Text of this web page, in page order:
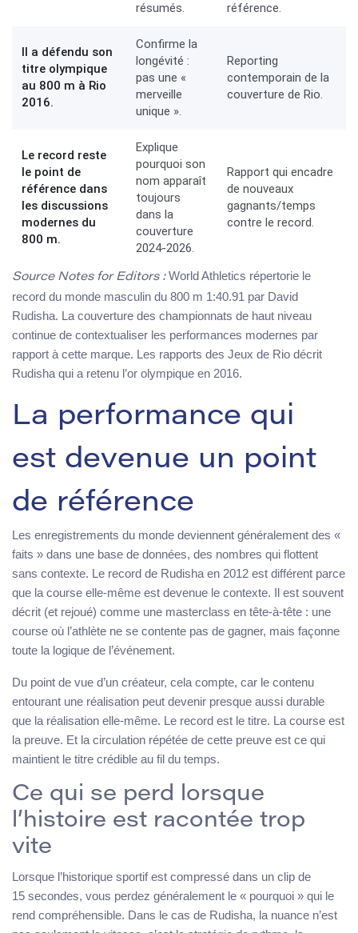
résumés.
référence.
Il a défendu son
titre olympique
au 800 m à Rio
2016.
Confirme la
longévité :
pas une «
merveille
unique ».
Reporting
contemporain de la
couverture de Rio.
Le record reste
le point de
référence dans
les discussions
modernes du
800 m.
Explique
pourquoi son
nom apparaît
toujours
dans la
couverture
2024-2026.
Rapport qui encadre
de nouveaux
gagnants/temps
contre le record.
Source Notes for Editors :World Athletics répertorie le
record du monde masculin du 800 m 1:40.91 par David
Rudisha. La couverture des championnats de haut niveau
continue de contextualiser les performances modernes par
rapport à cette marque. Les rapports des Jeux de Rio décrit
Rudisha qui a retenu l’or olympique en 2016.
La performance qui
est devenue un point
de référence
Les enregistrements du monde deviennent généralement des «
faits » dans une base de données, des nombres qui flottent
sans contexte. Le record de Rudisha en 2012 est différent parce
que la course elle-même est devenue le contexte. Il est souvent
décrit (et rejoué) comme une masterclass en tête-à-tête : une
course où l’athlète ne se contente pas de gagner, mais façonne
toute la logique de l’événement.
Du point de vue d’un créateur, cela compte, car le contenu
entourant une réalisation peut devenir presque aussi durable
que la réalisation elle-même. Le record est le titre. La course est
la preuve. Et la circulation répétée de cette preuve est ce qui
maintient le titre crédible au fil du temps.
Ce qui se perd lorsque
l’histoire est racontée trop
vite
Lorsque l’historique sportif est compressé dans un clip de
15 secondes, vous perdez généralement le « pourquoi » qui le
rend compréhensible. Dans le cas de Rudisha, la nuance n’est